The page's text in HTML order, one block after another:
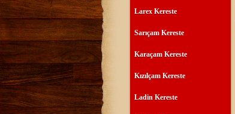
Larex Kereste
Sarıçam Kereste
Karaçam Kereste
Kızılçam Kereste
Ladin Kereste